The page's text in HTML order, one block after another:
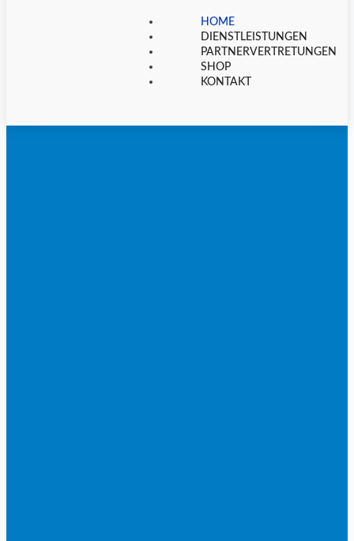
HOME
DIENSTLEISTUNGEN
PARTNERVERTRETUNGEN
SHOP
KONTAKT